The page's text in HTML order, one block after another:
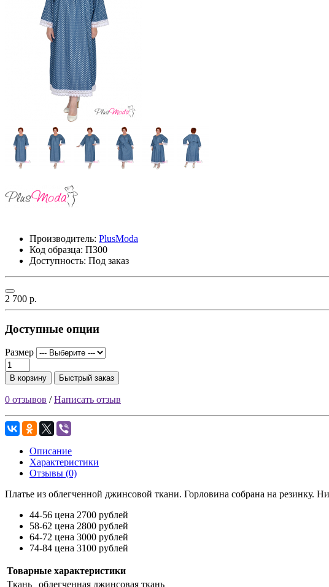
Производитель: PlusModa
Код образца: П300
Доступность: Под заказ
2 700 р.
Доступные опции
Размер
В корзину Быстрый заказ
0 отзывов /Написать отзыв
Описание
Характеристики
Отзывы (0)
Платье из облегченной джинсовой ткани. Горловина собрана на резинку.
44-56 цена 2700 рублей
58-62 цена 2800 рублей
64-72 цена 3000 рублей
74-84 цена 3100 рублей
Товарные характеристики
Ткань
облегченная джинсовая ткань